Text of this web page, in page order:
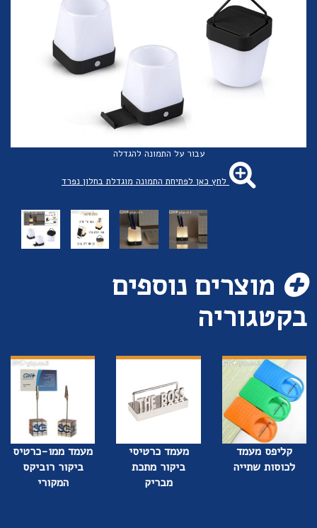
עבור על התמונה להגדלה
לחץ כאן לפתיחת התמונה מוגדלת בחלון נפרד
מוצרים נוספים
בקטגוריה
קליפס מעמד
לכוסות שתייה
מעמד כרטיסי
ביקור מתכת
מבריק
מעמד ממו-כרטיס
ביקור רוביקס
המקורי